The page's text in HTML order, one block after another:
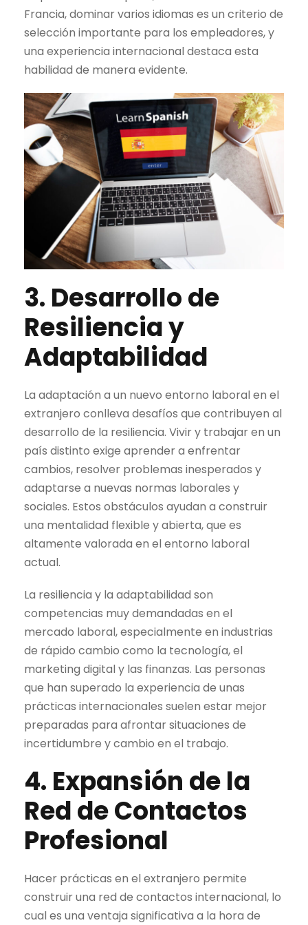
Francia, dominar varios idiomas es un criterio de
selección importante para los empleadores, y
una experiencia internacional destaca esta
habilidad de manera evidente.
3. Desarrollo de
Resiliencia y
Adaptabilidad
La adaptación a un nuevo entorno laboral en el
extranjero conlleva desafíos que contribuyen al
desarrollo de la resiliencia. Vivir y trabajar en un
país distinto exige aprender a enfrentar
cambios, resolver problemas inesperados y
adaptarse a nuevas normas laborales y
sociales. Estos obstáculos ayudan a construir
una mentalidad flexible y abierta, que es
altamente valorada en el entorno laboral
actual.
La resiliencia y la adaptabilidad son
competencias muy demandadas en el
mercado laboral, especialmente en industrias
de rápido cambio como la tecnología, el
marketing digital y las finanzas. Las personas
que han superado la experiencia de unas
prácticas internacionales suelen estar mejor
preparadas para afrontar situaciones de
incertidumbre y cambio en el trabajo.
4. Expansión de la
Red de Contactos
Profesional
Hacer prácticas en el extranjero permite
construir una red de contactos internacional, lo
cual es una ventaja significativa a la hora de